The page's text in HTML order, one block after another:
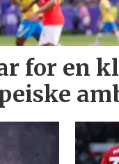
for en